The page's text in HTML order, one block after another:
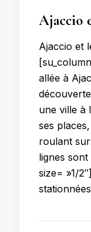
Ajaccio
Ajaccio et
allée à
une ville à
ses
roulant
lignes
size= »1/